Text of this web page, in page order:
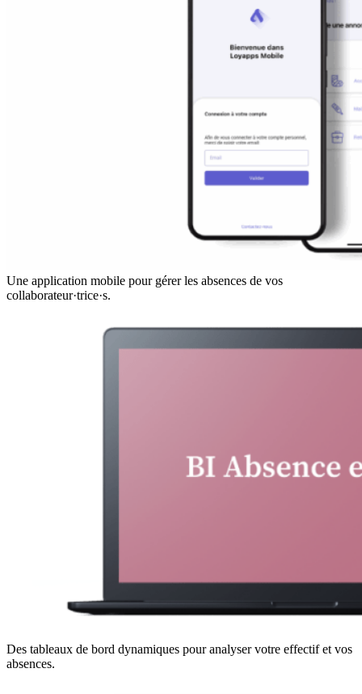
Une application mobile pour gérer les absences de vos
collaborateur·trice·s.
Des tableaux de bord dynamiques pour analyser votre effectif et vos
absences.